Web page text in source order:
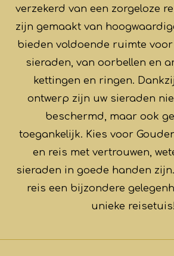
verzekerd van een zorgeloze
zijn gemaakt van
bieden voldoende ruimte
sieraden, van oorbellen en
kettingen en ringen.
ontwerp zijn uw sieraden
beschermd, maar ook
toegankelijk. Kies voor
en reis met vertrouwen,
sieraden in goede handen
reis een bijzondere
unieke reisetuis!